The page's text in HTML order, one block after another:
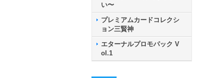
い〜
プレミアムカードコレクシ
ョン三賢神
エターナルプロモパック V
ol.1